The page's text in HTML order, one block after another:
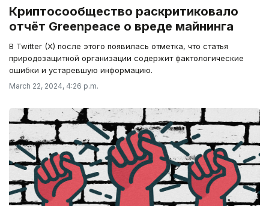
Криптосообщество раскритиковало
отчёт Greenpeace о вреде майнинга
В Twitter (X) после этого появилась отметка, что статья
природозащитной организации содержит фактологические
ошибки и устаревшую информацию.
March 22, 2024, 4:26 p.m.